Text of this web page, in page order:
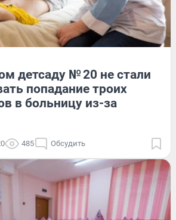
детсаду № 20 не стали
попадание троих
в больницу из-за
485 Обсудить